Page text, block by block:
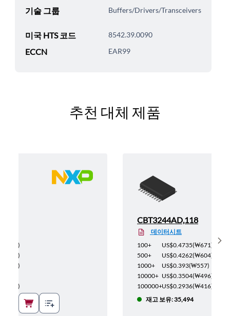
기술 그룹 Buffers/Drivers/Transceivers
미국 HTS 코드 8542.39.0090
ECCN EAR99
추천 대체 제품
)
)
)
)
CBT3244AD,118
데이터시트
100+
US$0.4735(₩671)
500+
US$0.4262(₩604)
1000+
US$0.393(₩557)
10000+ US$0.3504(₩496)
100000+US$0.2936(₩416)
재고 보유: 35,494